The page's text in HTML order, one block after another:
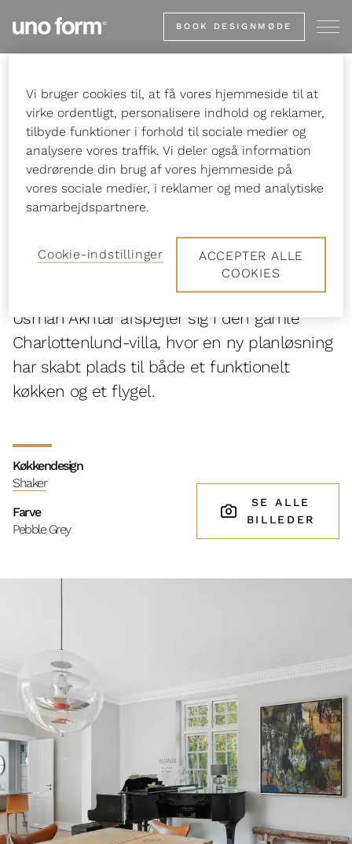
Gå
til
startsiden
BOOK DESIGNMØDE
Forside Inspiration Stories Rådgivningen gjorde forskellen
Rådgivningen gjorde
forskellen
Samarbejdet med uno forms designer
Usman Akhtar afspejler sig i den gamle
Charlottenlund-villa, hvor en ny planløsning
har skabt plads til både et funktionelt
køkken og et flygel.
Køkkendesign
Shaker
Farve
Pebble Grey
SE ALLE
BILLEDER
Vi bruger cookies til, at få vores hjemmeside til at
virke ordentligt, personalisere indhold og reklamer,
tilbyde funktioner i forhold til sociale medier og
analysere vores traffik. Vi deler også information
vedrørende din brug af vores hjemmeside på
vores sociale medier, i reklamer og med analytiske
samarbejdspartnere.
Cookie-indstillinger
ACCEPTER ALLE
COOKIES